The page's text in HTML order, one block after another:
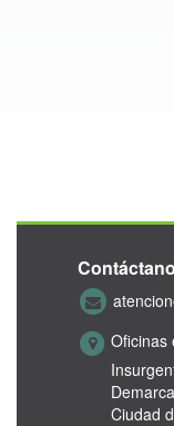
Oficinas
Ciudad